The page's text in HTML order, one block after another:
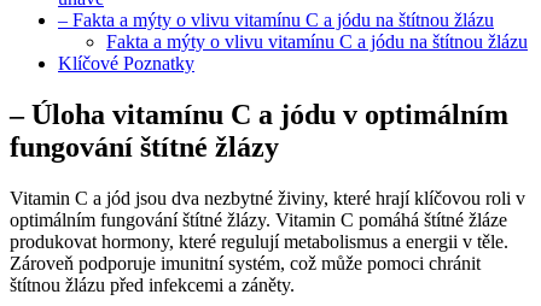
– Fakta a mýty o vlivu vitamínu C a jódu na štítnou žlázu
Fakta a mýty o vlivu vitamínu C a jódu na štítnou žlázu
Klíčové Poznatky
– Úloha vitamínu C a jódu v optimálním
fungování štítné žlázy
Vitamin C a jód jsou dva nezbytné živiny, které hrají klíčovou roli v
optimálním fungování štítné žlázy. Vitamin C pomáhá štítné žláze
produkovat hormony, které regulují metabolismus a energii v těle.
Zároveň podporuje imunitní systém, což může pomoci chránit
štítnou žlázu před infekcemi a záněty.